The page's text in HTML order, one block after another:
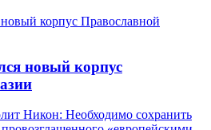
новый корпус